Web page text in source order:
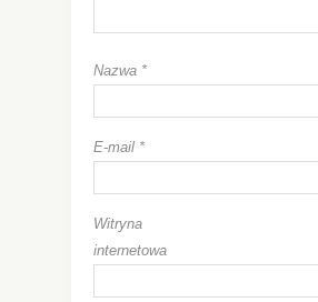
Nazwa *
E-mail *
Witryna
internetowa